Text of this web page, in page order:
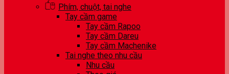
Phím, chuột, tai nghe
Tay cầm game
Tay cầm Rapoo
Tay cầm Dareu
Tay cầm Machenike
Tai nghe theo nhu cầu
Nhu cầu